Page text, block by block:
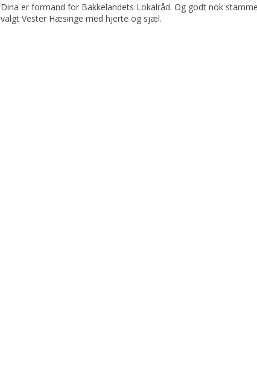
Dina er formand for Bakkelandets Lokalråd. Og godt nok
valgt Vester Hæsinge med hjerte og sjæl.